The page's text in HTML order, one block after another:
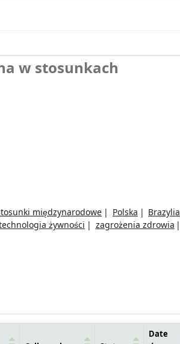
w stosunkach
międzynarodowe Polska
Brazylia
żywności
zagrożenia zdrowia
Date